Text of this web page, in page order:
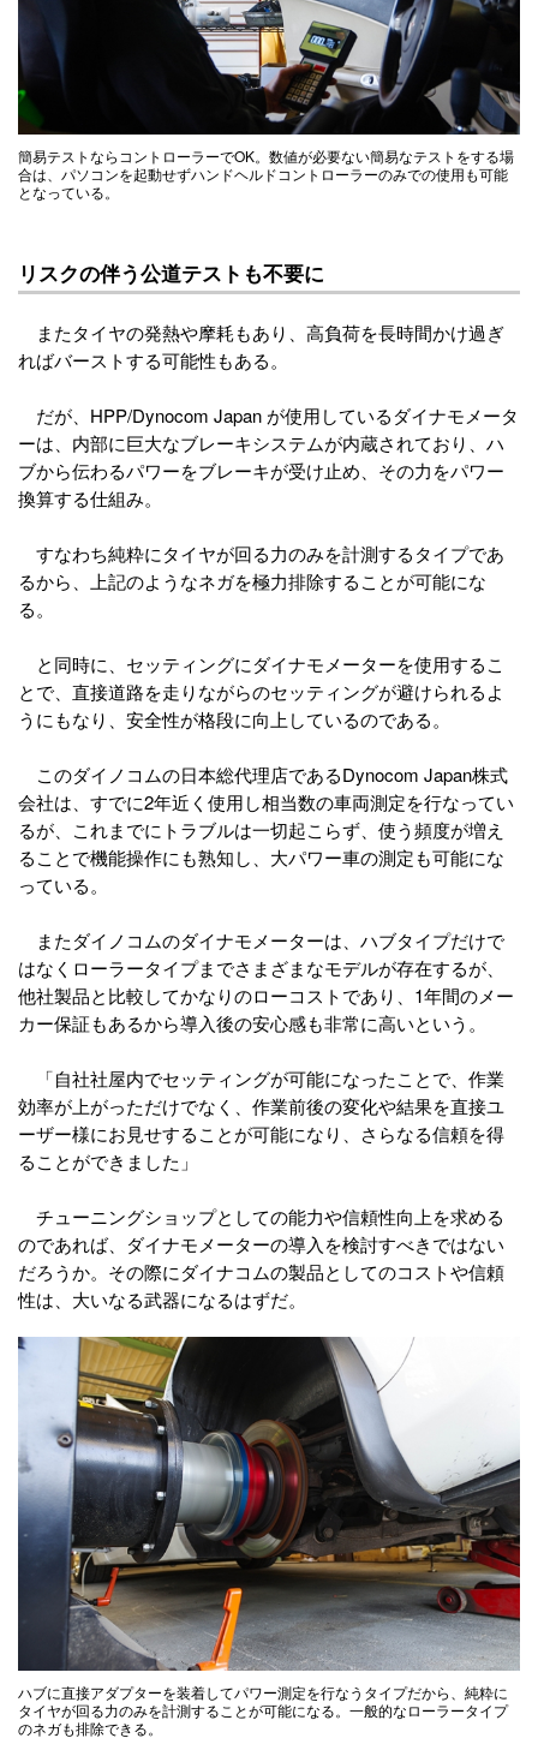
簡易テストならコントローラーでOK。数値が必要ない簡易なテストをする場
合は、パソコンを起動せずハンドヘルドコントローラーのみでの使用も可能
となっている。
リスクの伴う公道テストも不要に
またタイヤの発熱や摩耗もあり、高負荷を長時間かけ過ぎ
ればバーストする可能性もある。
だが、HPP/Dynocom Japan が使用しているダイナモメータ
ーは、内部に巨大なブレーキシステムが内蔵されており、ハ
ブから伝わるパワーをブレーキが受け止め、その力をパワー
換算する仕組み。
すなわち純粋にタイヤが回る力のみを計測するタイプであ
るから、上記のようなネガを極力排除することが可能にな
る。
と同時に、セッティングにダイナモメーターを使用するこ
とで、直接道路を走りながらのセッティングが避けられるよ
うにもなり、安全性が格段に向上しているのである。
このダイノコムの日本総代理店であるDynocom Japan株式
会社は、すでに2年近く使用し相当数の車両測定を行なってい
るが、これまでにトラブルは一切起こらず、使う頻度が増え
ることで機能操作にも熟知し、大パワー車の測定も可能にな
っている。
またダイノコムのダイナモメーターは、ハブタイプだけで
はなくローラータイプまでさまざまなモデルが存在するが、
他社製品と比較してかなりのローコストであり、1年間のメー
カー保証もあるから導入後の安心感も非常に高いという。
「自社社屋内でセッティングが可能になったことで、作業
効率が上がっただけでなく、作業前後の変化や結果を直接ユ
ーザー様にお見せすることが可能になり、さらなる信頼を得
ることができました」
チューニングショップとしての能力や信頼性向上を求める
のであれば、ダイナモメーターの導入を検討すべきではない
だろうか。その際にダイナコムの製品としてのコストや信頼
性は、大いなる武器になるはずだ。
ハブに直接アダプターを装着してパワー測定を行なうタイプだから、純粋に
タイヤが回る力のみを計測することが可能になる。一般的なローラータイプ
のネガも排除できる。